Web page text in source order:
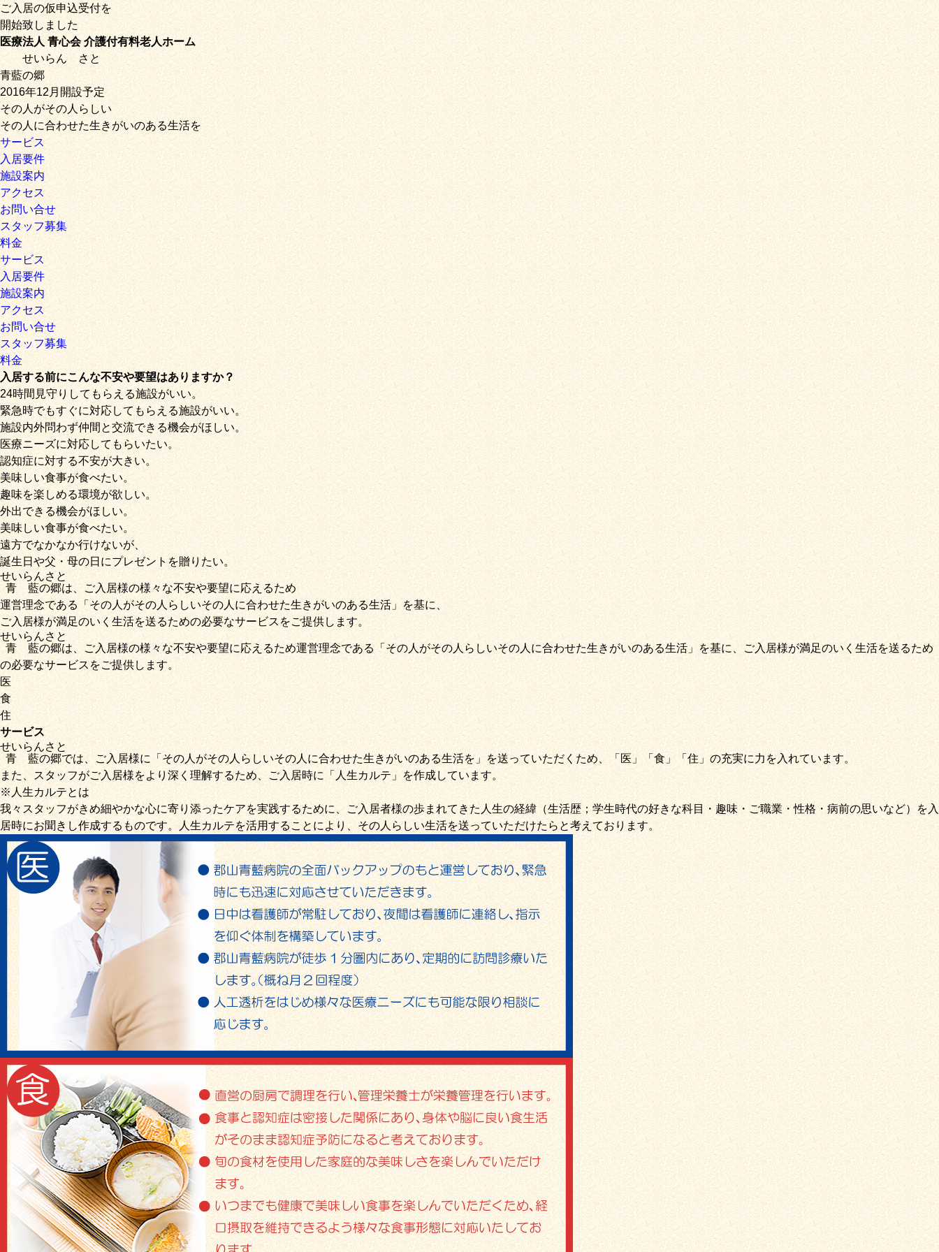
ご入居の仮申込受付を
開始致しました
医療法人 青心会 介護付有料老人ホーム
せいらんさと
青藍の郷
2016年12月開設予定
その人がその人らしい
その人に合わせた生きがいのある生活を
サービス
入居要件
施設案内
アクセス
お問い合せ
スタッフ募集
料金
サービス
入居要件
施設案内
アクセス
お問い合せ
スタッフ募集
料金
入居する前にこんな不安や要望はありますか？
24時間見守りしてもらえる施設がいい。
緊急時でもすぐに対応してもらえる施設がいい。
施設内外問わず仲間と交流できる機会がほしい。
医療ニーズに対応してもらいたい。
認知症に対する不安が大きい。
美味しい食事が食べたい。
趣味を楽しめる環境が欲しい。
外出できる機会がほしい。
美味しい食事が食べたい。
遠方でなかなか行けないが、
誕生日や父・母の日にプレゼントを贈りたい。
青藍
せいらん
の郷
さと
は、ご入居様の様々な不安や要望に応えるため
運営理念である「その人がその人らしいその人に合わせた生きがいのある生活」を基に、
ご入居様が満足のいく生活を送るための必要なサービスをご提供します。
青藍
せいらん
の郷
さと
は、ご入居様の様々な不安や要望に応えるため運営理念である 「その人がその人らしいその人に合わせた生きがいのある生活」を基に、ご入居様が満足のいく生活を送るため
の必要なサービスをご提供します。
医
食
住
サービス
青藍
せいらん
の郷
さと
では、ご入居様に「 その人がその人らしいその人に合わせた生きがいのある生活を」を送っていただくため、「医」「食」「住」の充実に力を入れています。
また、スタッフがご入居様をより深く理解するため、ご入居時に「人生カルテ」を作成しています。
※人生カルテとは
我々スタッフがきめ細やかな心に寄り添ったケアを実践するために、ご入居者様の歩まれてきた人生の経緯（生活歴；学生時代の好きな科目・趣味・ご職業・性格・病前の思いなど）を入
居時にお聞きし作成するものです。人生カルテを活用することにより、その人らしい生活を送っていただけたらと考えております。